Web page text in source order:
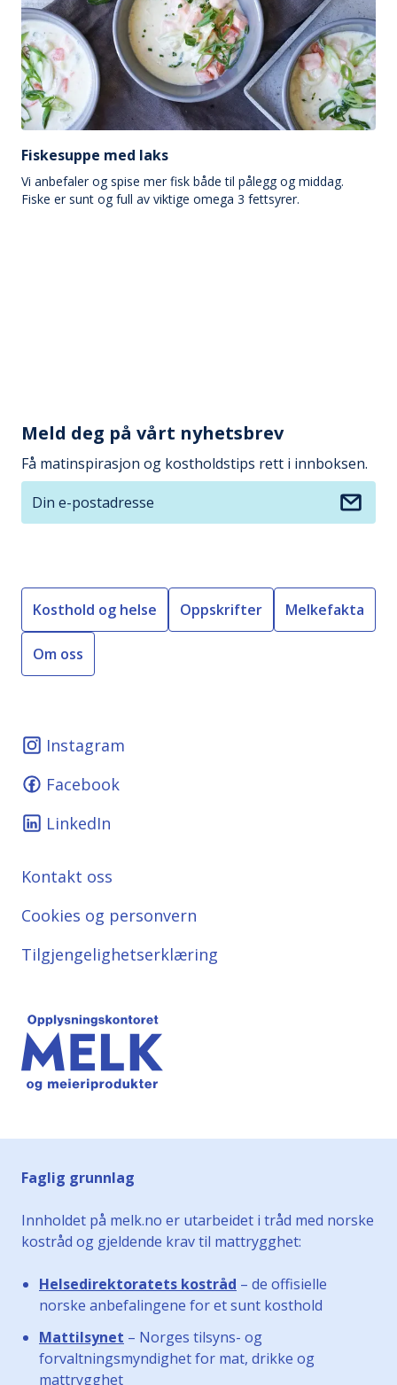
Fiskesuppe med laks
Vi anbefaler og spise mer fisk både til pålegg og middag.
Fiske er sunt og full av viktige omega 3 fettsyrer.
Meld deg på vårt nyhetsbrev
Få matinspirasjon og kostholdstips rett i innboksen.
Kosthold og helse Oppskrifter Melkefakta
Om oss
Instagram
Facebook
LinkedIn
Kontakt oss
Cookies og personvern
Tilgjengelighetserklæring
Faglig grunnlag
Innholdet på melk.no er utarbeidet i tråd med norske
kostråd og gjeldende krav til mattrygghet:
Helsedirektoratets kostråd – de offisielle
norske anbefalingene for et sunt kosthold
Mattilsynet – Norges tilsyns- og
forvaltningsmyndighet for mat, drikke og
mattrygghet